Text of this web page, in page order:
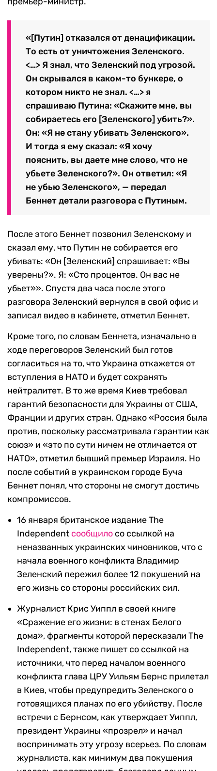
«[Путин] отказался от денацификации.
То есть от уничтожения Зеленского.
<…> Я знал, что Зеленский под угрозой.
Он скрывался в каком-то бункере, о
котором никто не знал. <…> я
спрашиваю Путина: «Скажите мне, вы
собираетесь его [Зеленского] убить?».
Он: «Я не стану убивать Зеленского».
И тогда я ему сказал: «Я хочу
пояснить, вы даете мне слово, что не
убьете Зеленского?». Он ответил: «Я
не убью Зеленского», — передал
Беннет детали разговора с Путиным.
После этого Беннет позвонил Зеленскому и
сказал ему, что Путин не собирается его
убивать: «Он [Зеленский] спрашивает: «Вы
уверены?». Я: «Сто процентов. Он вас не
убьет»». Спустя два часа после этого
разговора Зеленский вернулся в свой офис и
записал видео в кабинете, отметил Беннет.
Кроме того, по словам Беннета, изначально в
ходе переговоров Зеленский был готов
согласиться на то, что Украина откажется от
вступления в НАТО и будет сохранять
нейтралитет. В то же время Киев требовал
гарантий безопасности для Украины от США,
Франции и других стран. Однако «Россия была
против, поскольку рассматривала гарантии как
союз» и «это по сути ничем не отличается от
НАТО», отметил бывший премьер Израиля. Но
после событий в украинском городе Буча
Беннет понял, что стороны не смогут достичь
компромиссов.
16 января британское издание The
Independent сообщило со ссылкой на
неназванных украинских чиновников, что с
начала военного конфликта Владимир
Зеленский пережил более 12 покушений на
его жизнь со стороны российских сил.
Журналист Крис Уиппл в своей книге
«Сражение его жизни: в стенах Белого
дома», фрагменты которой пересказали The
Independent, также пишет со ссылкой на
источники, что перед началом военного
конфликта глава ЦРУ Уильям Бернс прилетал
в Киев, чтобы предупредить Зеленского о
готовящихся планах по его убийству. После
встречи с Бернсом, как утверждает Уиппл,
президент Украины «прозрел» и начал
воспринимать эту угрозу всерьез. По словам
журналиста, как минимум два покушения